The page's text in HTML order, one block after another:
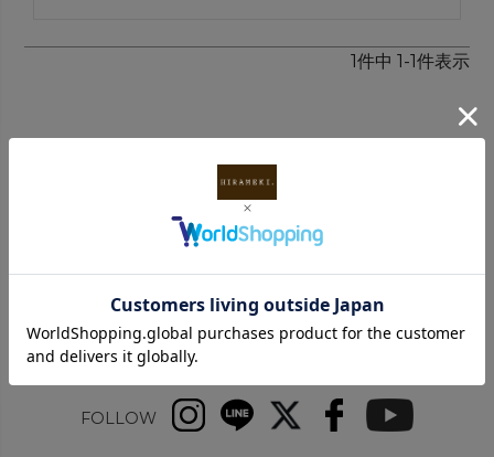
1件中 1 -1件表示
INFORMATION
FOLLOW